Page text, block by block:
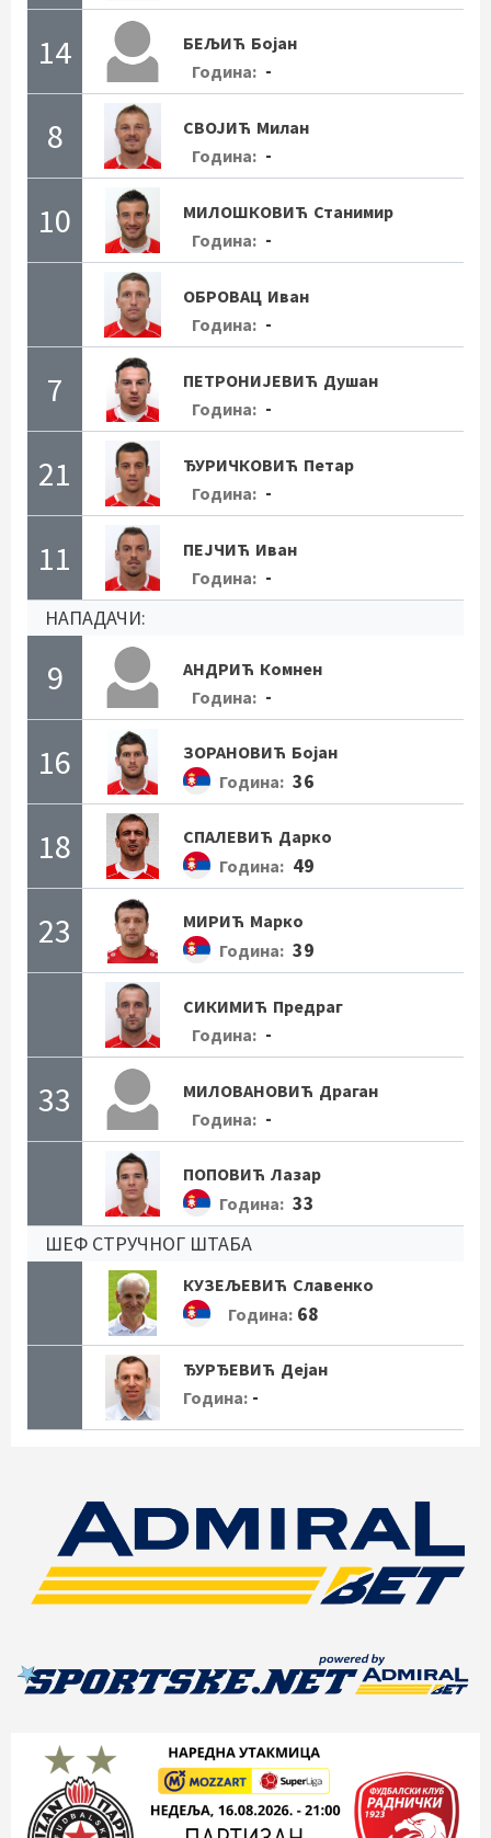
14 БЕЉИЋ Бојан
Година: -
8 СВОЈИЋ Милан
Година: -
10 МИЛОШКОВИЋ Станимир
Година: -
ОБРОВАЦ Иван
Година: -
7 ПЕТРОНИЈЕВИЋ Душан
Година: -
21 ЂУРИЧКОВИЋ Петар
Година: -
11 ПЕЈЧИЋ Иван
Година: -
НАПАДАЧИ:
9 АНДРИЋ Комнен
Година: -
16 ЗОРАНОВИЋ Бојан
Година: 36
18 СПАЛЕВИЋ Дарко
Година: 49
23 МИРИЋ Марко
Година: 39
СИКИМИЋ Предраг
Година: -
33 МИЛОВАНОВИЋ Драган
Година: -
ПОПОВИЋ Лазар
Година: 33
ШЕФ СТРУЧНОГ ШТАБА
КУЗЕЉЕВИЋ Славенко
Година: 68
ЂУРЂЕВИЋ Дејан
Година: -